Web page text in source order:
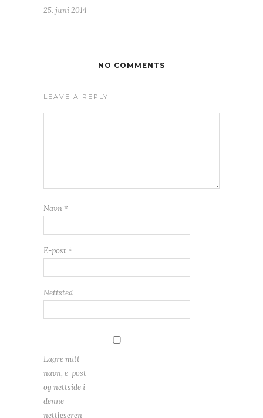
25. juni 2014
NO COMMENTS
LEAVE A REPLY
Navn *
E-post *
Nettsted
Lagre mitt
navn, e-post
og nettside i
denne
nettleseren